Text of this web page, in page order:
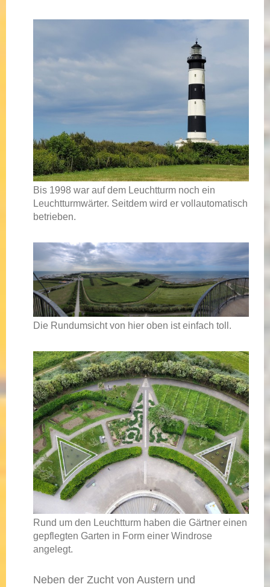
Bis 1998 war auf dem Leuchtturm noch ein
Leuchtturmwärter. Seitdem wird er vollautomatisch
betrieben.
Die Rundumsicht von hier oben ist einfach toll.
Rund um den Leuchtturm haben die Gärtner einen
gepflegten Garten in Form einer Windrose
angelegt.
Neben der Zucht von Austern und